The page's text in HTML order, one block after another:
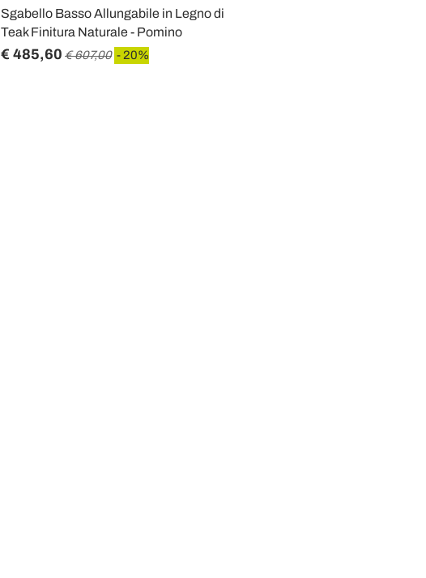
Sgabello Basso Allungabile in Legno di
Teak Finitura Naturale - Pomino
€ 485,60 € 607,00 - 20%